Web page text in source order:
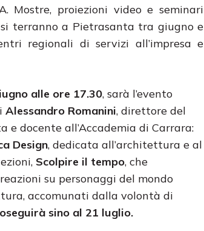
Mostre, proiezioni video e seminari
terranno a Pietrasanta tra giugno e
regionali di servizi all’impresa e
alle ore 17.30, sarà l’evento
Alessandro Romanini, direttore del
docente all’Accademia di Carrara:
Design, dedicata all’architettura e al
Scolpire il tempo, che
su personaggi del mondo
accomunati dalla volontà di
sino al 21 luglio.